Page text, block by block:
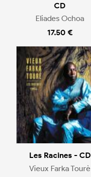
CD
Eliades Ochoa
17.50 €
Les Racines - CD
Vieux Farka Tourè